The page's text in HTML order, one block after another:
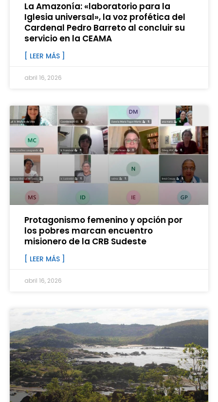
La Amazonía: «laboratorio para la
Iglesia universal», la voz profética del
Cardenal Pedro Barreto al concluir su
servicio en la CEAMA
[ LEER MÁS ]
abril 16, 2026
Protagonismo femenino y opción por
los pobres marcan encuentro
misionero de la CRB Sudeste
[ LEER MÁS ]
abril 16, 2026